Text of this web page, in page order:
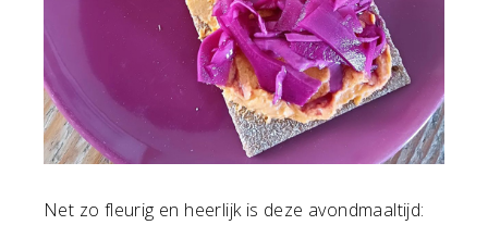
Net zo fleurig en heerlijk is deze avondmaaltijd: